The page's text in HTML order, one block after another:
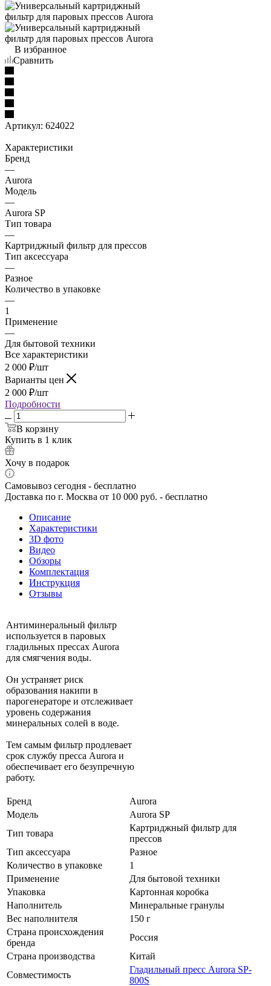
В избранное
Сравнить
Артикул: 624022
Характеристики
Бренд
—
Aurora
Модель
—
Aurora SP
Тип товара
—
Картриджный фильтр для прессов
Тип аксессуара
—
Разное
Количество в упаковке
—
1
Применение
—
Для бытовой техники
Все характеристики
2 000 ₽/шт
Варианты цен
2 000 ₽/шт
Подробности
В корзину
Купить в 1 клик
Хочу в подарок
Самовывоз сегодня - бесплатно
Доставка по г. Москва от 10 000 руб. - бесплатно
Описание
Характеристики
3D фото
Видео
Обзоры
Комплектация
Инструкция
Отзывы
Антиминеральный фильтр
используется в паровых
гладильных прессах Aurora
для смягчения воды.
Он устраняет риск
образования накипи в
парогенераторе и отслеживает
уровень содержания
минеральных солей в воде.
Тем самым фильтр продлевает
срок службу пресса Aurora и
обеспечивает его безупречную
работу.
Бренд
Aurora
Модель
Aurora SP
Тип товара
Картриджный фильтр для
прессов
Тип аксессуара
Разное
Количество в упаковке
1
Применение
Для бытовой техники
Упаковка
Картонная коробка
Наполнитель
Минеральные гранулы
Вес наполнителя
150 г
Страна происхождения
бренда
Россия
Страна производства
Китай
Совместимость
Гладильный пресс Aurora SP-
800S